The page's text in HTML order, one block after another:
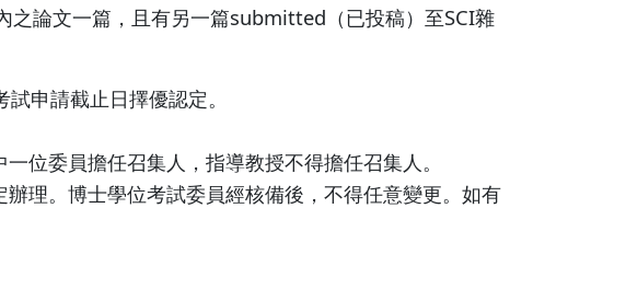
論文一篇，且有另一篇submitted（已投稿）至SCI雜
申請截止日擇優認定。
位委員擔任召集人，指導教授不得擔任召集人。
理。博士學位考試委員經核備後，不得任意變更。如有